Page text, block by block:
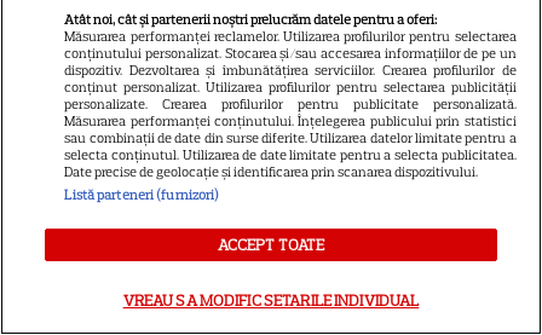
Exclusiv
16
VEDETE ROMÂNEŞTI
Iuliana Pepene, despre silueta
de invidiat: „Ridic 85 de
kilograme”. Ce alimente evită
vedeta Antena 1. EXCLUSIV
VEDETE STRĂINE
Vedetele de la Hollywood care
nu s-au căsătorit niciodată. De
Atât noi, cât și partenerii noștri prelucrăm datele pentru a oferi:
Măsurarea performanței reclamelor. Utilizarea profilurilor pentru selectarea
conținutului personalizat. Stocarea și/sau accesarea informațiilor de pe un
dispozitiv. Dezvoltarea și îmbunătățirea serviciilor. Crearea profilurilor de
conținut personalizat. Utilizarea profilurilor pentru selectarea publicității
personalizate. Crearea profilurilor pentru publicitate personalizată.
Măsurarea performanței conținutului. Înțelegerea publicului prin statistici
sau combinații de date din surse diferite. Utilizarea datelor limitate pentru a
selecta conținutul. Utilizarea de date limitate pentru a selecta publicitatea.
Date precise de geolocație și identificarea prin scanarea dispozitivului.
Listă parteneri (furnizori)
ACCEPT TOATE
VREAU SA MODIFIC SETARILE INDIVIDUAL